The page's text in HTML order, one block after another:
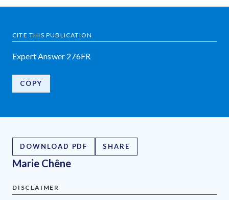
CITE THIS PUBLICATION
Expert Answer 276FR
COPY
DOWNLOAD PDF SHARE
Marie Chêne
DISCLAIMER